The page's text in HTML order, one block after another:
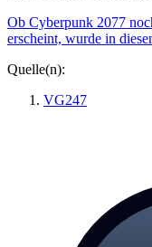
Ob Cyberpunk 2077
erscheint, wurde in
Quelle(n):
VG247